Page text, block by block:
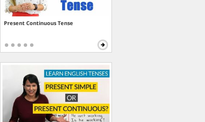
Present Continuous Tense